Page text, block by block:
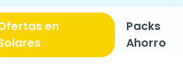
en
Packs
Ahorro